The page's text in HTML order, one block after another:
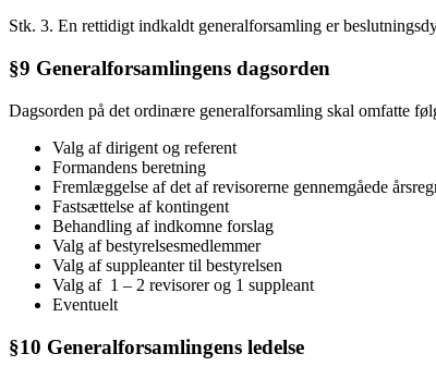
Stk. 3. En rettidigt indkaldt generalforsamling er
§9 Generalforsamlingens dagsorden
Dagsorden på det ordinære generalforsamling skal omfatte
Valg af dirigent og referent
Formandens beretning
Fremlæggelse af det af revisorerne gennemgåede
Fastsættelse af kontingent
Behandling af indkomne forslag
Valg af bestyrelsesmedlemmer
Valg af suppleanter til bestyrelsen
Valg af 1 – 2 revisorer og 1 suppleant
Eventuelt
§10 Generalforsamlingens ledelse